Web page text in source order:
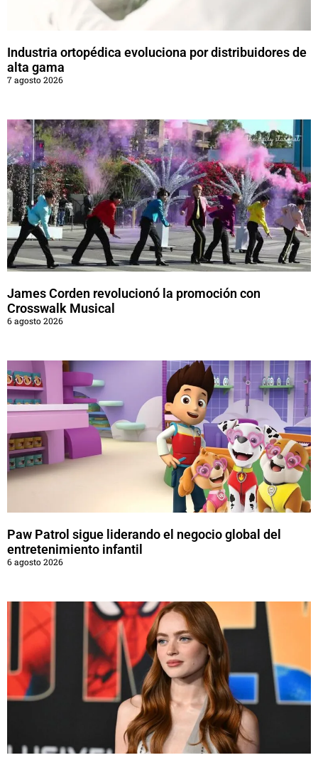
Industria ortopédica evoluciona por distribuidores de
alta gama
7 agosto 2026
James Corden revolucionó la promoción con
Crosswalk Musical
6 agosto 2026
Paw Patrol sigue liderando el negocio global del
entretenimiento infantil
6 agosto 2026